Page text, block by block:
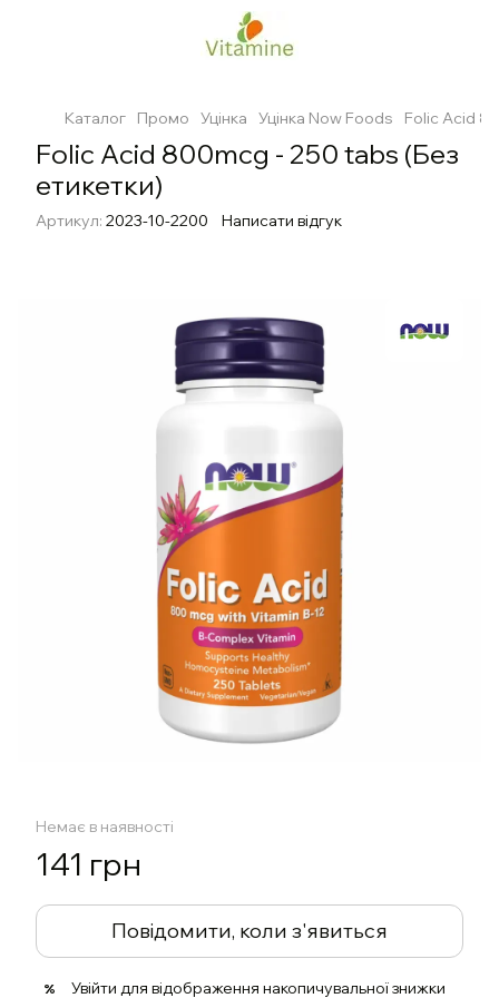
Каталог Промо Уцінка Уцінка Now Foods Folic Acid
Folic Acid 800mcg - 250 tabs (Без
етикетки)
Артикул: 2023-10-2200 Написати відгук
Немає в наявності
141 грн
Повідомити, коли з'явиться
% Увійти для відображення накопичувальної знижки